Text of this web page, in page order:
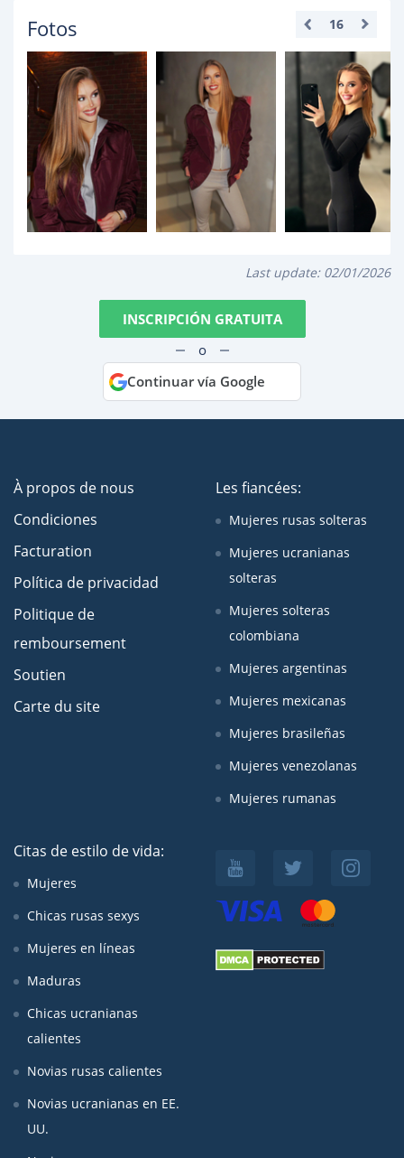
Fotos 16
Last update: 02/01/2026
INSCRIPCIÓN GRATUITA
o
Continuar vía Google
À propos de nous
Condiciones
Facturation
Política de privacidad
Politique de
remboursement
Soutien
Carte du site
Les fiancées:
Mujeres rusas solteras
Mujeres ucranianas
solteras
Mujeres solteras
colombiana
Mujeres argentinas
Mujeres mexicanas
Mujeres brasileñas
Mujeres venezolanas
Mujeres rumanas
Citas de estilo de vida:
Mujeres
Chicas rusas sexys
Mujeres en líneas
Maduras
Chicas ucranianas
calientes
Novias rusas calientes
Novias ucranianas en EE.
UU.